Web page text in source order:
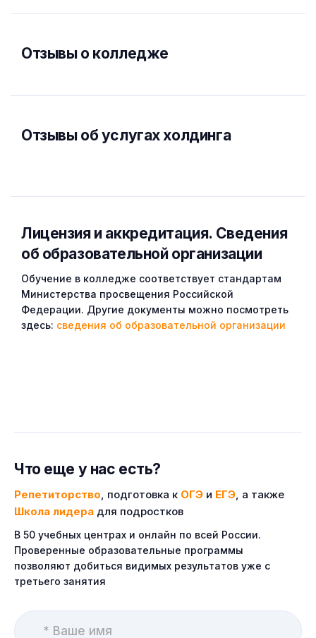
Отзывы о колледже
Отзывы об услугах холдинга
Лицензия и аккредитация. Cведения
об образовательной организации
Обучение в колледже соответствует стандартам
Министерства просвещения Российской
Федерации. Другие документы можно посмотреть
здесь: сведения об образовательной организации
Что еще у нас есть?
Репетиторство, подготовка к ОГЭ и ЕГЭ, а также
Школа лидера для подростков
В 50 учебных центрах и онлайн по всей России.
Проверенные образовательные программы
позволяют добиться видимых результатов уже с
третьего занятия